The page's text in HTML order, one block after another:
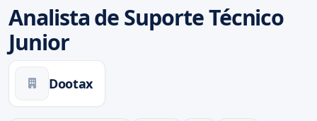
Analista de Suporte Técnico
Junior
Dootax